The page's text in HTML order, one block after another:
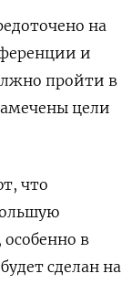
на
и
пройти в
цели
что
в
сделан на